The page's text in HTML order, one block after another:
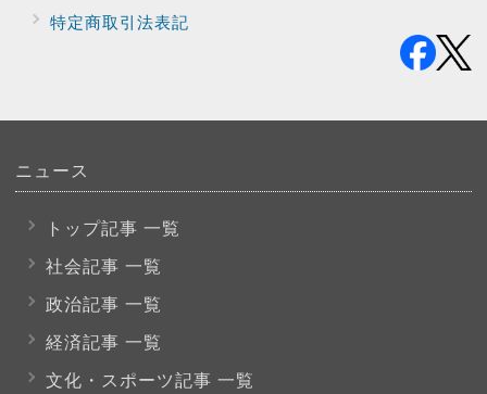
特定商取引法表記
ニュース
トップ記事 一覧
社会記事 一覧
政治記事 一覧
経済記事 一覧
文化・スポーツ記事 一覧